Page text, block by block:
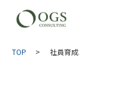
TOP > 社員育成